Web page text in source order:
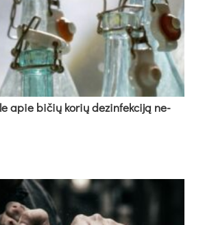
apie bi­čių ko­rių de­zin­fek­ci­ją ne­